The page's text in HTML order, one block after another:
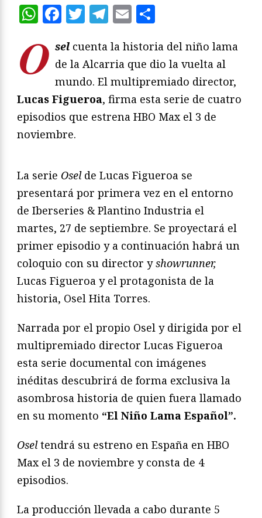
WhatsApp
Facebook
Twitter
Telegram
Email
O sel cuenta la historia del niño lama
de la Alcarria que dio la vuelta al
mundo. El multipremiado director,
Lucas Figueroa, firma esta serie de cuatro
episodios que estrena HBO Max el 3 de
noviembre.
La serie Oselde Lucas Figueroa se
presentará por primera vez en el entorno
de Iberseries & Plantino Industria el
martes, 27 de septiembre. Se proyectará el
primer episodio y a continuación habrá un
coloquio con su director yshowrunner,
Lucas Figueroa y el protagonista de la
historia, Osel Hita Torres.
Narrada por el propio Osel y dirigida por el
multipremiado director Lucas Figueroa
esta serie documental con imágenes
inéditas descubrirá de forma exclusiva la
asombrosa historia de quien fuera llamado
en su momento “El Niño Lama Español”.
Oseltendrá su estreno en España en HBO
Max el 3 de noviembre y consta de 4
episodios.
La producción llevada a cabo durante 5